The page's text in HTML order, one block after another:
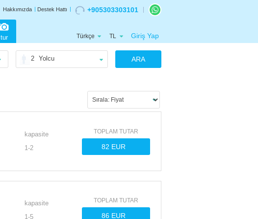
Hakkımızda Destek Hattı +905303303101
tur Türkçe TL Giriş Yap
2 Yolcu ARA
kapasite
1-2
TOPLAM TUTAR
kapasite
1-5
TOPLAM TUTAR